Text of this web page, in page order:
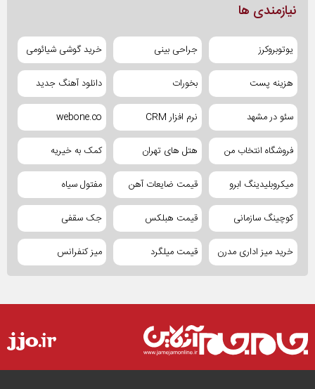
نیازمندی ها
یوتوبروکرز جراحی بینی خرید گوشی شیائومی
هزینه پست بخورات دانلود آهنگ جدید
سئو در مشهد نرم افزار CRM webone.co
فروشگاه انتخاب من هتل های تهران کمک به خیریه
میکروبلیدینگ ابرو قیمت ضایعات آهن مفتول سیاه
کوچینگ سازمانی قیمت هبلکس جک سقفی
خرید میز اداری مدرن قیمت میلگرد میز کنفرانس